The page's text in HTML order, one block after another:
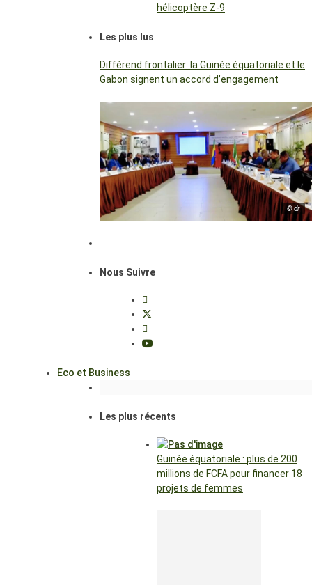
hélicoptère Z-9
Les plus lus
Différend frontalier: la Guinée équatoriale et le
Gabon signent un accord d’engagement
© dr
Nous Suivre
Eco et Business
Les plus récents
Guinée équatoriale : plus de 200
millions de FCFA pour financer 18
projets de femmes